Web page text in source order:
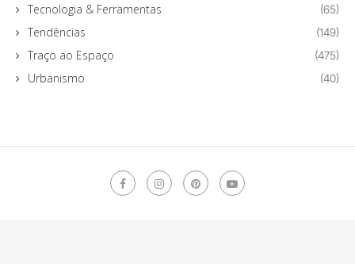
Tecnologia & Ferramentas (65)
Tendências (149)
Traço ao Espaço (475)
Urbanismo (40)